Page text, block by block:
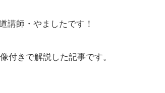
講師・やましたです！
付きで解説した記事です。